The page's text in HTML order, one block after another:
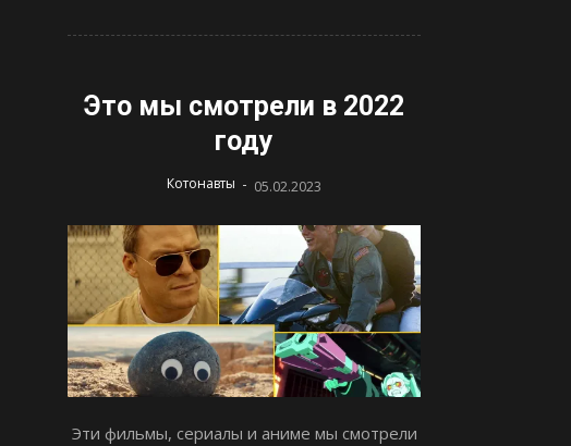
Это мы смотрели в 2022
году
Котонавты - 05.02.2023
Эти фильмы, сериалы и аниме мы смотрели